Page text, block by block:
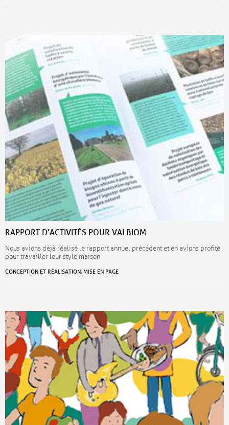
RAPPORT D’ACTIVITÉS POUR VALBIOM
Nous avions déjà réalisé le rapport annuel précédent et en avions profité
pour travailler leur style maison
CONCEPTION ET RÉALISATION, MISE EN PAGE